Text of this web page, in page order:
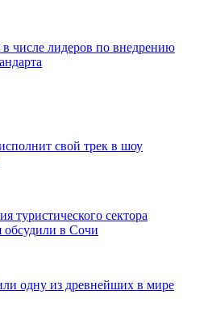
числе лидеров по внедрению
свой трек в шоу
туристического сектора
обсудили в Сочи
одну из древнейших в мире